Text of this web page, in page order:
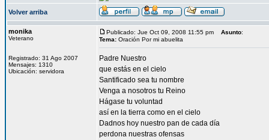
Volver arriba
monika
Veterano
Registrado: 31 Ago 2007
Mensajes: 1310
Ubicación: servidora
Publicado: Jue Oct 09, 2008 11:55 pm Asunto:
Tema: Oración Por mi abuelita
Padre Nuestro
que estás en el cielo
Santificado sea tu nombre
Venga a nosotros tu Reino
Hágase tu voluntad
así en la tierra como en el cielo
Dadnos hoy nuestro pan de cada día
perdona nuestras ofensas